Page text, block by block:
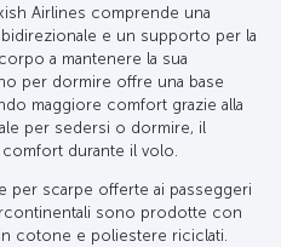
Airlines comprende una
e un supporto per la
a mantenere la sua
per dormire offre una base
maggiore comfort grazie alla
per sedersi o dormire, il
durante il volo.
per scarpe offerte ai passeggeri
sono prodotte con
cotone e poliestere riciclati.